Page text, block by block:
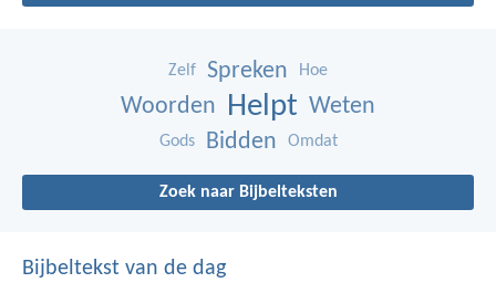
Zelf Spreken Hoe
Woorden Helpt Weten
Gods Bidden Omdat
Zoek naar Bijbelteksten
Bijbeltekst van de dag